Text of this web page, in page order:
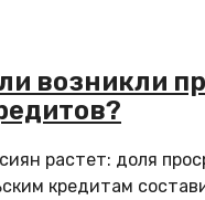
возникли
растет: доля
кредитам